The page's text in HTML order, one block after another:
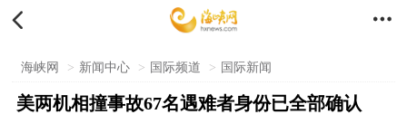
 
海峡网 > 新闻中心 > 国际频道 > 国际新闻
美两机相撞事故67名遇难者身份已全部确认